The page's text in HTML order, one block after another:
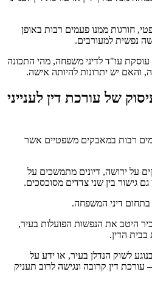
חורגות ממנו פעמים רבות באופן
נפשית למעורבים.
עו"ד לדיני משפחה, מהי התכונה
והאם יש יתרונות להיותה אישה.
של עורכת דין לענייני
רבות במאבקים משפטיים אשר
על ירושה, דיונים מתמשכים על
גישור בין שני צדדים מסוכסכים.
בתחום דיני המשפחה.
היטב את הנפשות הפועלות בעיר,
הדין.
לשוק הנדלן בעיר, או ידע על
דין קרובה ונגישה לרוב תעניק